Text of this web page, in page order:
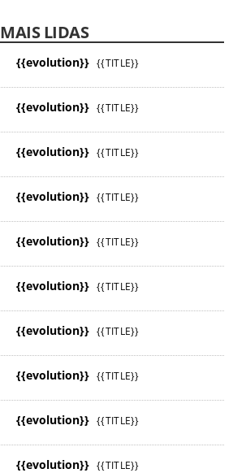
MAIS LIDAS
{{evolution}} {{TITLE}}
{{evolution}} {{TITLE}}
{{evolution}} {{TITLE}}
{{evolution}} {{TITLE}}
{{evolution}} {{TITLE}}
{{evolution}} {{TITLE}}
{{evolution}} {{TITLE}}
{{evolution}} {{TITLE}}
{{evolution}} {{TITLE}}
{{evolution}} {{TITLE}}